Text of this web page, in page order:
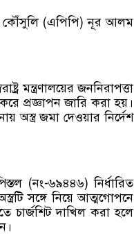
কৌঁসুলি (এপিপি) নূর আলম
মন্ত্রণালয়ের জননিরাপত্তা
প্রজ্ঞাপন জারি করা হয়।
অস্ত্র জমা দেওয়ার নির্দেশ
(নং-৬৯৪৪৬) নির্ধারিত
সঙ্গে নিয়ে আত্মগোপনে
চার্জশিট দাখিল করা হলে